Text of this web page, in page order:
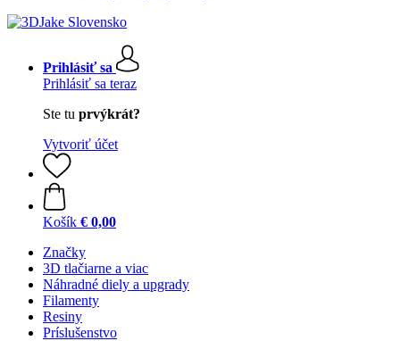
Prihlásiť sa
Prihlásiť sa teraz
Ste tu prvýkrát?
Vytvoriť účet
Košík € 0,00
Značky
3D tlačiarne a viac
Náhradné diely a upgrady
Filamenty
Resiny
Príslušenstvo